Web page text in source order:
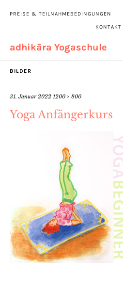
PREISE & TEILNAHMEBEDINGUNGEN
KONTAKT
adhikāra Yogaschule
BILDER
31. Januar 2022 1200 × 800
Yoga Anfängerkurs